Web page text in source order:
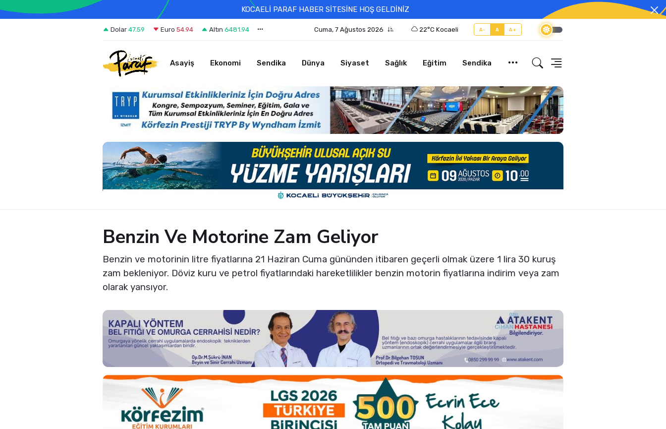
KOCAELİ PARAF HABER SİTESİNE HOŞ GELDİNİZ
Dolar 47.59 Euro 54.94 Altın 6481.94 Cuma, 7 Ağustos 2026 22°C Kocaeli A- A A+
Asayiş Ekonomi Sendika Dünya Siyaset Sağlık Eğitim Sendika
Benzin Ve Motorine Zam Geliyor
Benzin ve motorinin litre fiyatlarına 21 Haziran Cuma gününden itibaren geçerli olmak üzere 1 lira 30 kuruş
zam bekleniyor. Döviz kuru ve petrol fiyatlarındaki hareketlilikler benzin motorin fiyatlarına indirim veya zam
olarak yansıyor.